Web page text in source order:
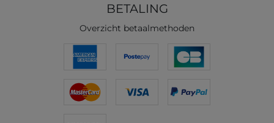
BETALING
Overzicht betaalmethoden